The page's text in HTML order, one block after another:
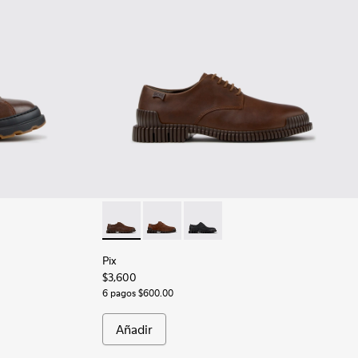
de piel marrones para hombre.
Pix - K101076-010 - Zapatos de piel
Pix - K101076-005
Pix - K101076-001
Pix
$3,600
6 pagos $600.00
Añadir